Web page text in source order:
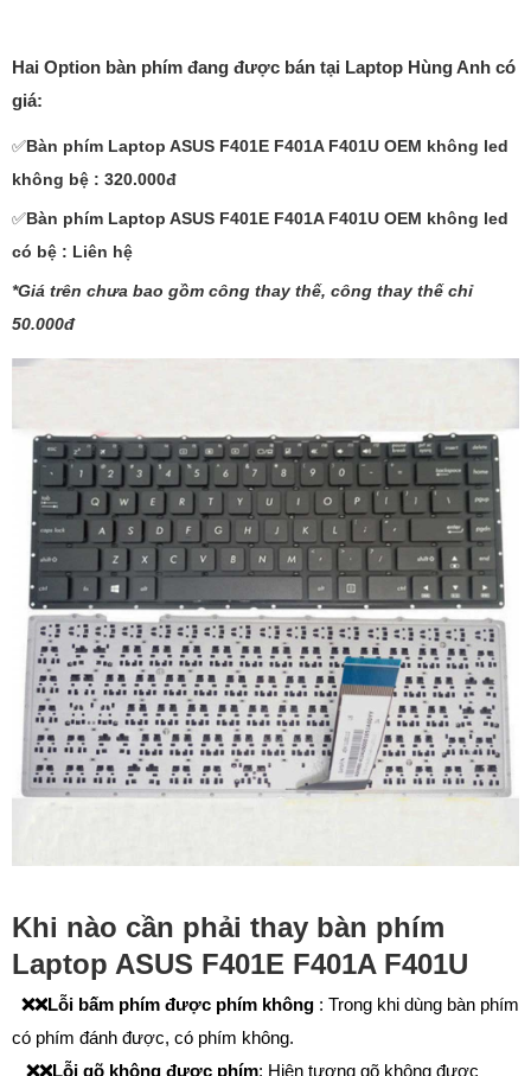
Hai Option bàn phím đang được bán tại Laptop Hùng Anh có
giá:
✅Bàn phím Laptop ASUS F401E F401A F401U OEM không led
không bệ : 320.000đ
✅Bàn phím Laptop ASUS F401E F401A F401U OEM không led
có bệ : Liên hệ
*Giá trên chưa bao gồm công thay thế, công thay thế chỉ
50.000đ
Khi nào cần phải thay bàn phím
Laptop ASUS F401E F401A F401U
❌❌Lỗi bấm phím được phím không : Trong khi dùng bàn phím
có phím đánh được, có phím không.
❌❌Lỗi gõ không được phím: Hiện tượng gõ không được